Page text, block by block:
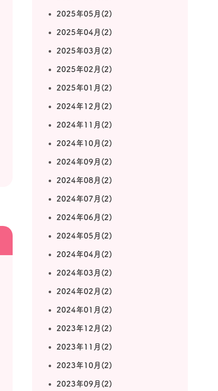
2025年05月(2)
2025年04月(2)
2025年03月(2)
2025年02月(2)
2025年01月(2)
2024年12月(2)
2024年11月(2)
2024年10月(2)
2024年09月(2)
2024年08月(2)
2024年07月(2)
2024年06月(2)
2024年05月(2)
2024年04月(2)
2024年03月(2)
2024年02月(2)
2024年01月(2)
2023年12月(2)
2023年11月(2)
2023年10月(2)
2023年09月(2)